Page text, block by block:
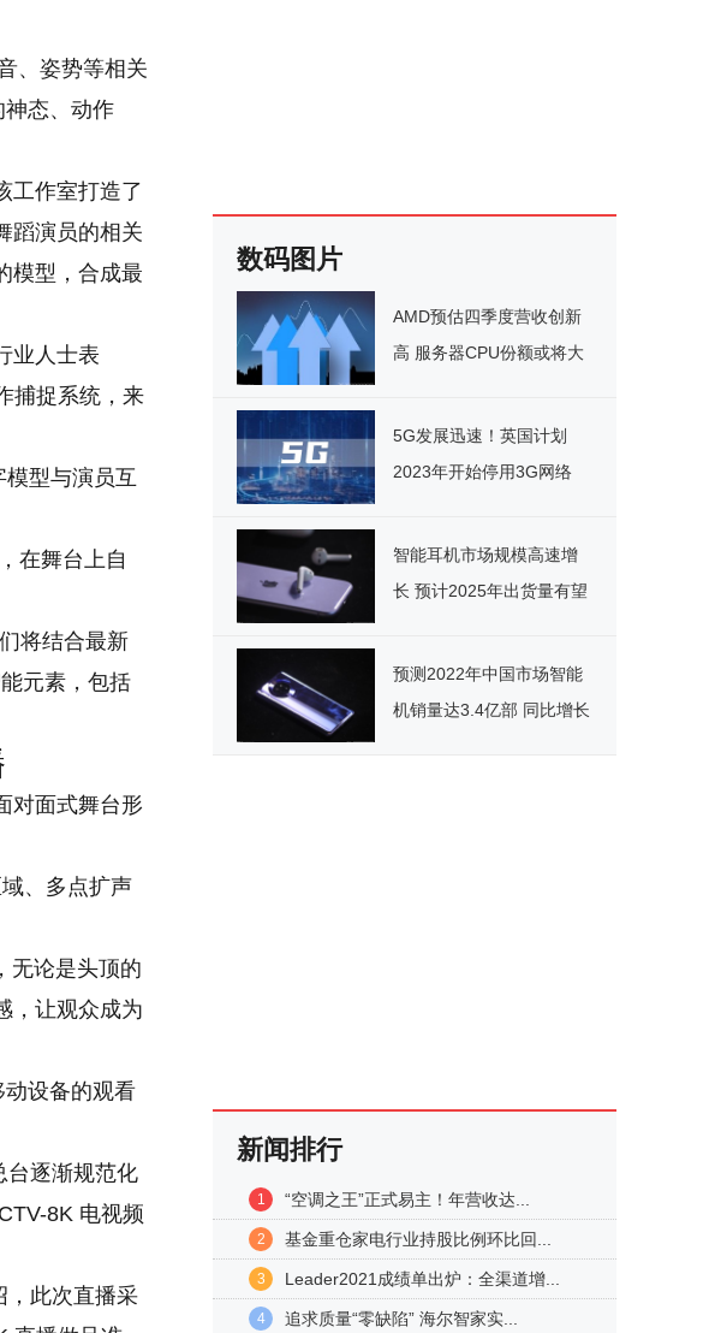
、姿势等相关
神态、动作
工作室打造了
蹈演员的相关
模型，合成最
业人士表
捕捉系统，来
型与演员互
在舞台上自
将结合最新
元素，包括
对面式舞台形
、多点扩声
无论是头顶的
，让观众成为
动设备的观看
台逐渐规范化
8K 电视频
，此次直播采
数码图片
AMD预估四季度营收创新
高 服务器CPU份额或将大
5G发展迅速！英国计划
2023年开始停用3G网络
智能耳机市场规模高速增
长 预计2025年出货量有望
预测2022年中国市场智能
机销量达3.4亿部 同比增长
新闻排行
1 “空调之王”正式易主！年营收达...
2 基金重仓家电行业持股比例环比回...
3 Leader2021成绩单出炉：全渠道增...
4 追求质量“零缺陷” 海尔智家实...